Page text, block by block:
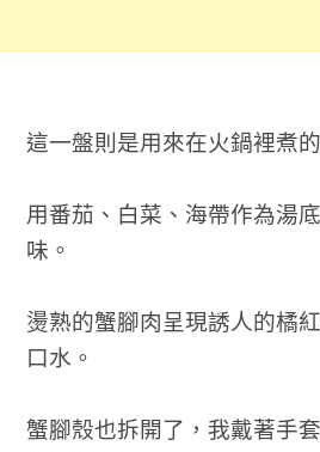
這一盤則是用來在火鍋裡煮
用番茄、白菜、海帶作為湯
味。
燙熟的蟹腳肉呈現誘人的橘
口水。
蟹腳殼也拆開了，我戴著手